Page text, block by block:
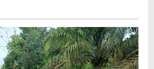
Untuk
Penimbunan
Jalan
Sepanjang
2.000